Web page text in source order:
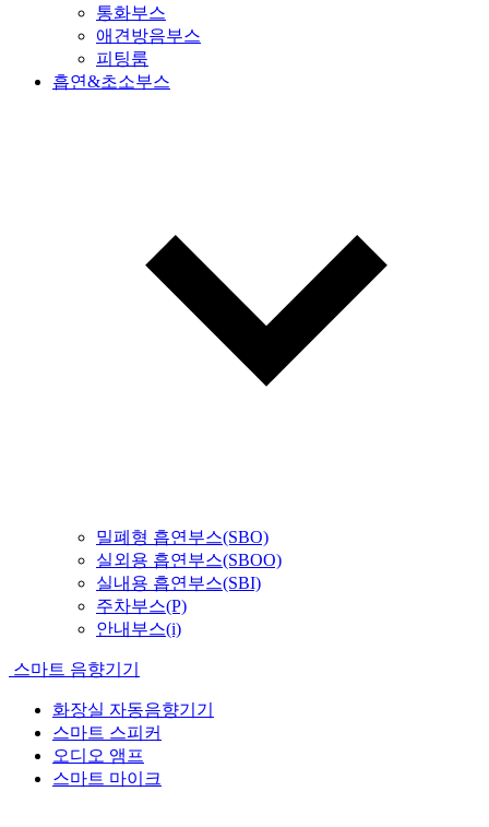
통화부스
애견방음부스
피팅룸
흡연&초소부스
밀폐형 흡연부스(SBO)
실외용 흡연부스(SBOO)
실내용 흡연부스(SBI)
주차부스(P)
안내부스(i)
스마트 음향기기
화장실 자동음향기기
스마트 스피커
오디오 앰프
스마트 마이크